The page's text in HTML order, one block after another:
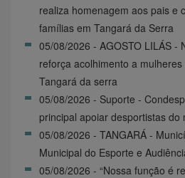
realiza homenagem aos pais e
famílias em Tangará da Serra
05/08/2026 - AGOSTO LILÁS -
reforça acolhimento a
Tangará da serra
05/08/2026 - Suporte -
principal apoiar desportistas do
05/08/2026 - TANGARÁ -
Municipal do Esporte e
05/08/2026 - “Nossa função é